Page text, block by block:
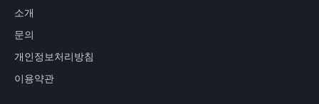
소개
문의
개인정보처리방침
이용약관